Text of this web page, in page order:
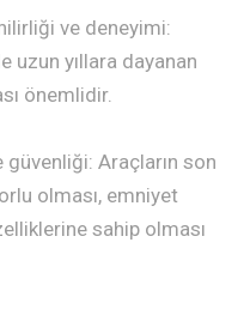
ve deneyimi:
uzun yıllara dayanan
önemlidir.
güvenliği: Araçların son
olması, emniyet
sahip olması